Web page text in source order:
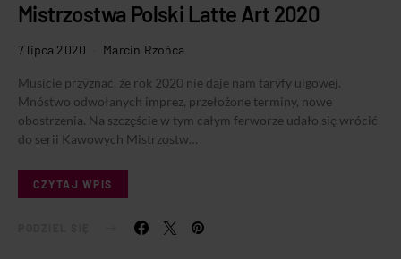
Mistrzostwa Polski Latte Art 2020
7 lipca 2020 Marcin Rzońca
Musicie przyznać, że rok 2020 nie daje nam taryfy ulgowej.
Mnóstwo odwołanych imprez, przełożone terminy, nowe
obostrzenia. Na szczęście w tym całym ferworze udało się wrócić
do serii Kawowych Mistrzostw…
CZYTAJ WPIS